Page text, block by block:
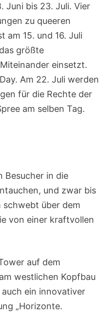
Juni bis 23. Juli. Vier
zu queeren
am 15. und 16. Juli
größte
einsetzt.
Am 22. Juli werden
für die Rechte der
am selben Tag.
Besucher in die
und zwar bis
schwebt über dem
von einer kraftvollen
auf dem
westlichen Kopfbau
ein innovativer
„Horizonte.